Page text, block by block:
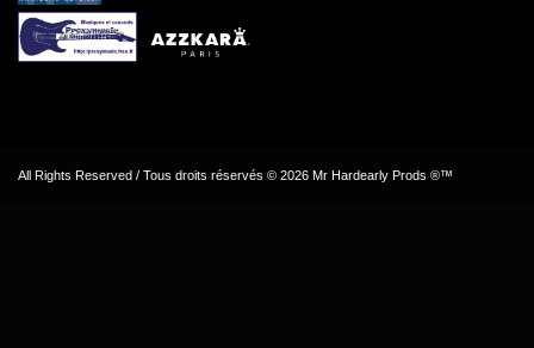
All Rights Reserved / Tous droits réservés © 2026 Mr Hardearly Prods ®™